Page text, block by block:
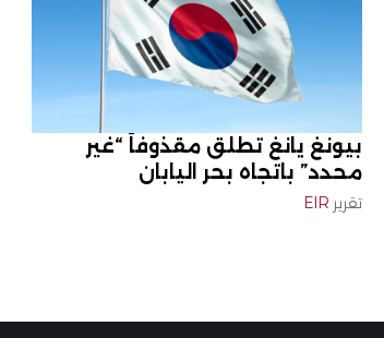
بيونغ يانغ تطلق مقذوفاً “غير
محدد” باتجاه بحر اليابان
تقرير EIR